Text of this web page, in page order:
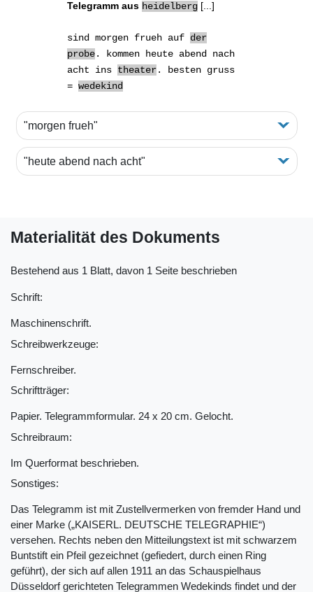
Telegramm aus heidelberg [...]
sindmorgen frueh auf der
probe. kommen
heute abend nach
acht ins theater. besten gruss
=wedekind
"morgen frueh"
"heute abend nach acht"
Materialität des Dokuments
Bestehend aus 1 Blatt, davon 1 Seite beschrieben
Schrift:
Maschinenschrift.
Schreibwerkzeuge:
Fernschreiber.
Schriftträger:
Papier. Telegrammformular. 24 x 20 cm. Gelocht.
Schreibraum:
Im Querformat beschrieben.
Sonstiges:
Das Telegramm ist mit Zustellvermerken von fremder Hand und
einer Marke („KAISERL. DEUTSCHE TELEGRAPHIE“)
versehen. Rechts neben den Mitteilungstext ist mit schwarzem
Buntstift ein Pfeil gezeichnet (gefiedert, durch einen Ring
geführt), der sich auf allen 1911 an das Schauspielhaus
Düsseldorf gerichteten Telegrammen Wedekinds findet und der